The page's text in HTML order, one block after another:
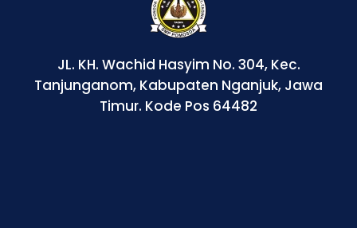
JL. KH. Wachid Hasyim No. 304, Kec.
Tanjunganom, Kabupaten Nganjuk, Jawa
Timur. Kode Pos 64482